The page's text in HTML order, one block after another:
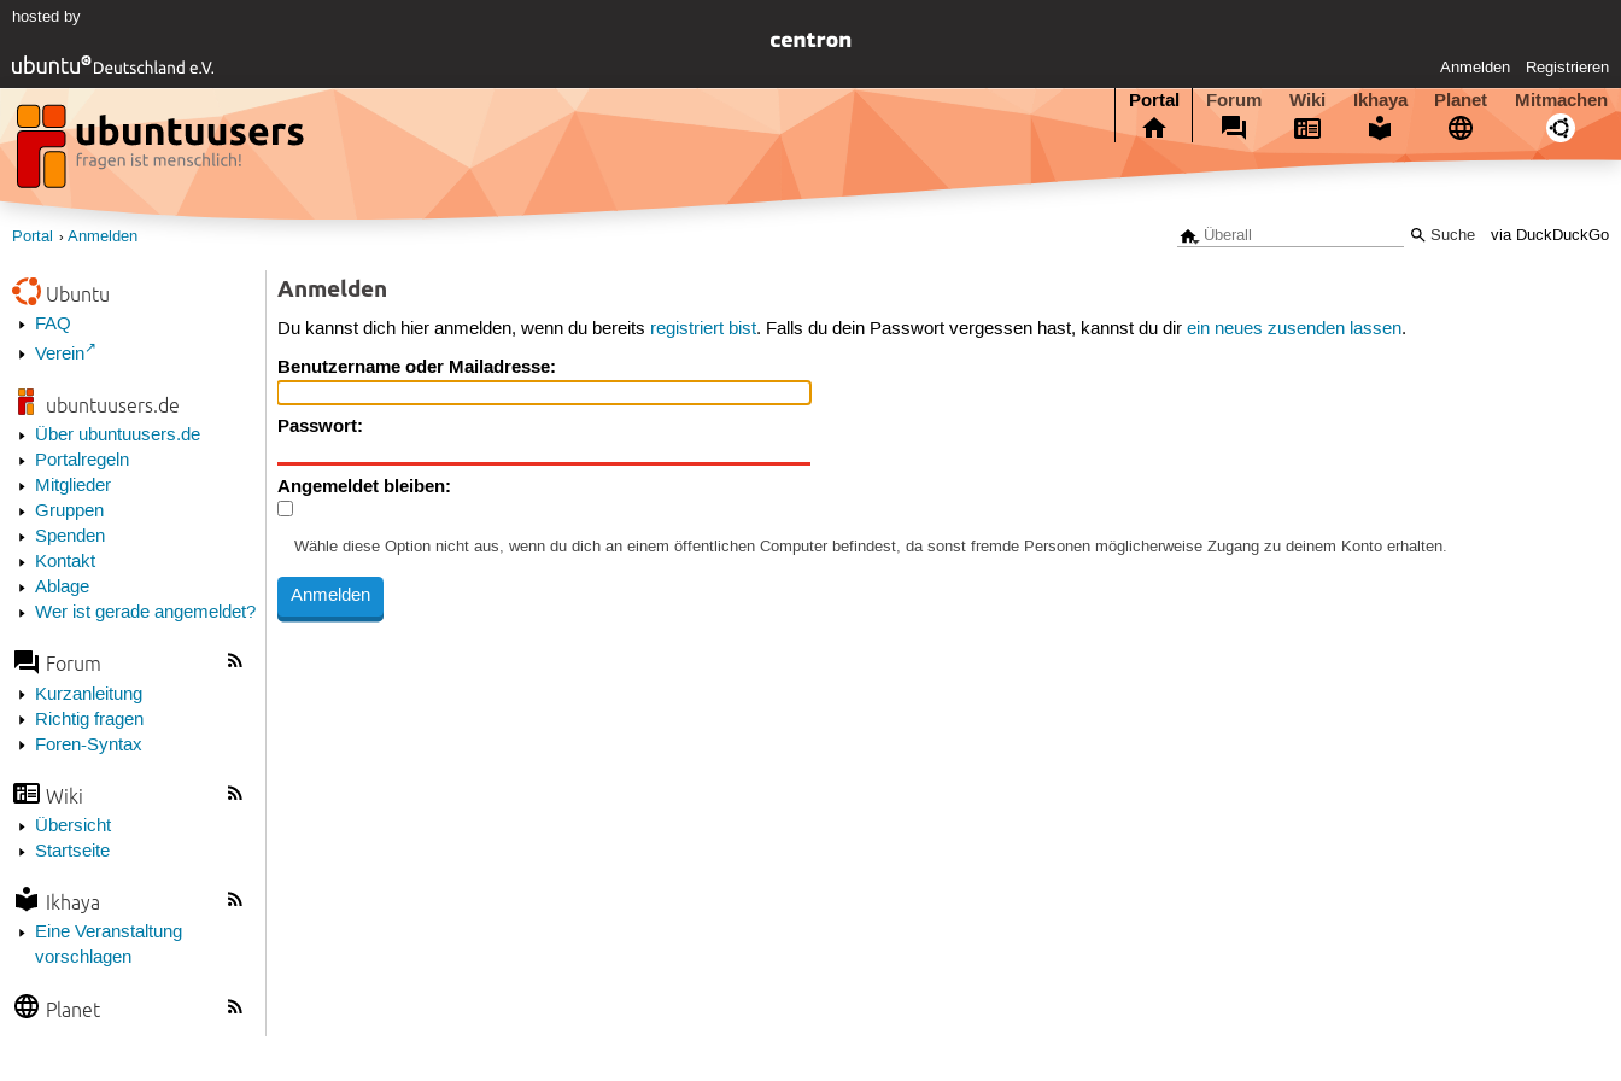
hosted by
Anmelden Registrieren
Portal Forum Wiki Ikhaya Planet Mitmachen
via DuckDuckGo
Portal Anmelden
Ubuntu
FAQ
Verein
ubuntuusers.de
Über ubuntuusers.de
Portalregeln
Mitglieder
Gruppen
Spenden
Kontakt
Ablage
Wer ist gerade angemeldet?
Forum
Kurzanleitung
Richtig fragen
Foren-Syntax
Wiki
Übersicht
Startseite
Ikhaya
Eine Veranstaltung
vorschlagen
Planet
Anmelden
Du kannst dich hier anmelden, wenn du bereits registriert bist. Falls du dein Passwort vergessen hast, kannst du direin neues zusenden lassen.
Benutzername oder Mailadresse:
Passwort:
Angemeldet bleiben:
Wähle diese Option nicht aus, wenn du dich an einem öffentlichen Computer befindest, da sonst fremde Personen möglicherweise Zugang zu deinem Konto erhalten.